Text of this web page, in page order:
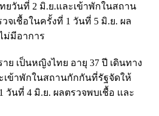
ยวันที่ 2 มิ.ย.เเละเข้าพักในสถาน
จเชื้อในครั้งที่ 1 วันที่ 5 มิ.ย. ผล
ม่มีอาการ
าย เป็นหญิงไทย อายุ 37 ปี เดินทาง
เข้าพักในสถานกักกันที่รัฐจัดให้
นที่ 4 มิ.ย. ผลตรวจพบเชื้อ เเละ